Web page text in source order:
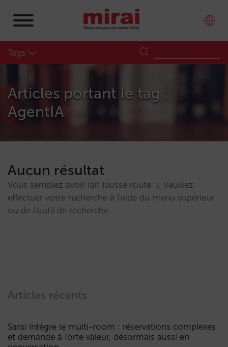
Tags
Articles portant le tag :
AgentIA
Aucun résultat
Vous semblez avoir fait fausse route :(. Veuillez
effectuer votre recherche à l'aide du menu supérieur
ou de l'outil de recherche.
Articles récents
Sarai intègre le multi-room : réservations complexes
et demande à forte valeur, désormais aussi en